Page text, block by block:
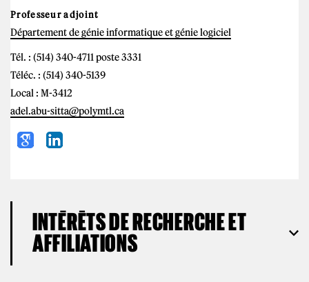
Professeur adjoint
Département de génie informatique et génie logiciel
Tél. : (514) 340-4711 poste 3331
Téléc. : (514) 340-5139
Local : M-3412
adel.abu-sitta@polymtl.ca
INTÉRÊTS DE RECHERCHE ET
AFFILIATIONS